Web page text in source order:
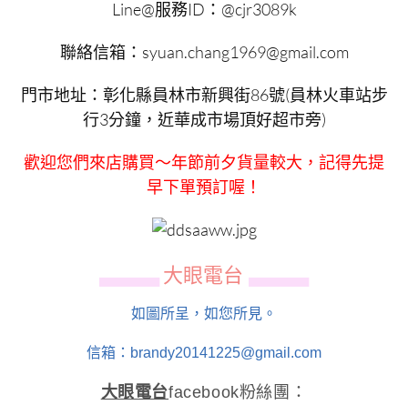
Line@服務ID：@cjr3089k
聯絡信箱：syuan.chang1969@gmail.com
門市地址：彰化縣員林市新興街86號(員林火車站步
行3分鐘，近華成市場頂好超市旁)
歡迎您們來店購買～年節前夕貨量較大，記得先提
早下單預訂喔！
▄▄▄▄▄▄ 大眼電台 ▄▄▄▄▄▄
如圖所呈，如您所見。
信箱：brandy20141225@gmail.com
大眼電台facebook粉絲團：